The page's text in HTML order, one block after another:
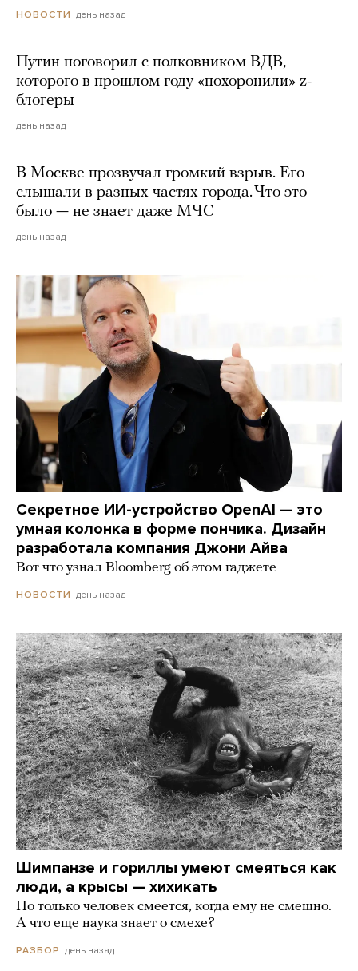
НОВОСТИ день назад
Путин поговорил с полковником ВДВ,
которого в прошлом году «похоронили» z-
блогеры
день назад
В Москве прозвучал громкий взрыв. Его
слышали в разных частях города. Что это
было — не знает даже МЧС
день назад
Секретное ИИ-устройство OpenAI — это
умная колонка в форме пончика. Дизайн
разработала компания Джони Айва
Вот что узнал Bloomberg об этом гаджете
НОВОСТИ день назад
Шимпанзе и гориллы умеют смеяться как
люди, а крысы — хихикать
Но только человек смеется, когда ему не смешно.
А что еще наука знает о смехе?
РАЗБОР день назад